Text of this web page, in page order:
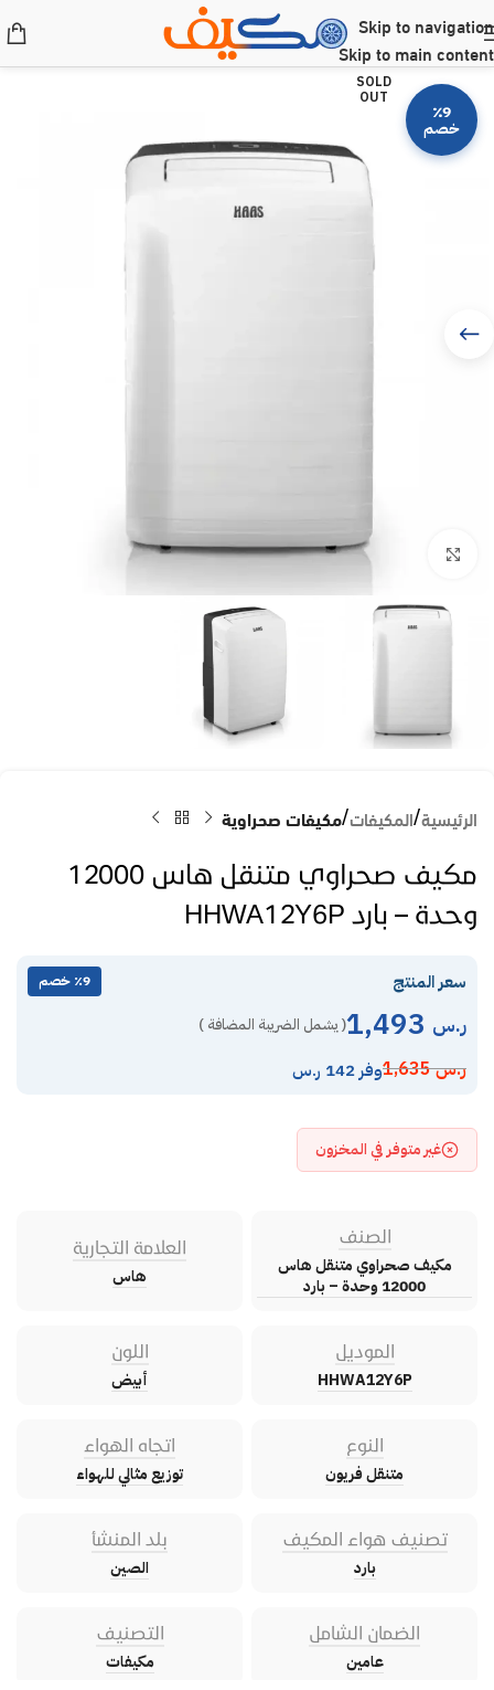
Skip to navigation
Skip to main content
SOLD
OUT
٪9
خصم
Click to enlarge
الرئيسية المكيفات مكيفات صحراوية
مكيف صحراوي متنقل هاس 12000
وحدة – بارد HHWA12Y6P
سعر المنتج ٪9 خصم
ر.س ( يشمل الضريبة المضافة )
ر.س1,635 وفر 142 ر.س
غير متوفر في المخزون
الصنف
مكيف صحراوي متنقل هاس
12000 وحدة – بارد
العلامة التجارية
هاس
الموديل
HHWA12Y6P
اللون
أبيض
النوع
متنقل فريون
اتجاه الهواء
توزيع مثالي للهواء
تصنيف هواء المكيف
بارد
بلد المنشأ
الصين
الضمان الشامل
عامين
التصنيف
مكيفات